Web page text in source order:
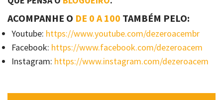
ACOMPANHE O DE 0 A 100 TAMBÉM PELO:
Youtube: https://www.youtube.com/dezeroacembr
Facebook: https://www.facebook.com/dezeroacem
Instagram: https://www.instagram.com/dezeroacem